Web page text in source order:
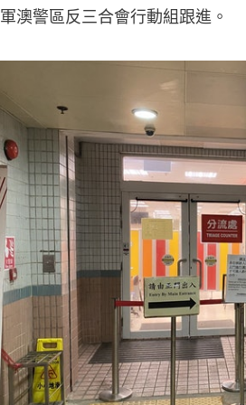
軍澳警區反三合會行動組跟進。